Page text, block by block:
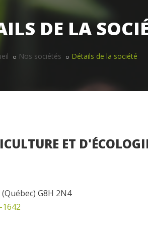
DE LA
Nos sociétés Détails de la société
ET
G8H 2N4